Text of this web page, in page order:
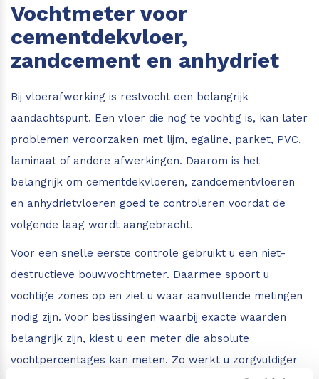
Vochtmeter voor
cementdekvloer,
zandcement en anhydriet
Bij vloerafwerking is restvocht een belangrijk
aandachtspunt. Een vloer die nog te vochtig is, kan later
problemen veroorzaken met lijm, egaline, parket, PVC,
laminaat of andere afwerkingen. Daarom is het
belangrijk om cementdekvloeren, zandcementvloeren
en anhydrietvloeren goed te controleren voordat de
volgende laag wordt aangebracht.
Voor een snelle eerste controle gebruikt u een niet-
destructieve bouwvochtmeter. Daarmee spoort u
vochtige zones op en ziet u waar aanvullende metingen
nodig zijn. Voor beslissingen waarbij exacte waarden
belangrijk zijn, kiest u een meter die absolute
vochtpercentages kan meten. Zo werkt u zorgvuldiger